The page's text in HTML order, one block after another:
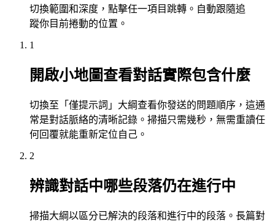
切換範圍和深度，點擊任一項目跳轉。自動跟隨追
蹤你目前捲動的位置。
1
開啟小地圖查看對話實際包含什麼
切換至「僅提示詞」大綱查看你發送的問題順序，這通
常是對話脈絡的清晰記錄。掃描只需幾秒，無需重讀任
何回覆就能重新定位自己。
2
辨識對話中哪些段落仍在進行中
掃描大綱以區分已解決的段落和進行中的段落。長篇對